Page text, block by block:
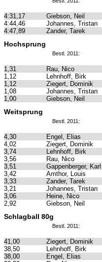
4:31,17 Giebson, Neil
4:44,46
Johannes, Tristan
4:47,89
Zander, Tarek
Hochsprung
Bestl. 2011:
1,31 Rau, Nico
1,12
Lehnhoff, Birk
1,12
Ziegert, Dominik
1,08
Johannes, Tristan
1,00
Giebson, Neil
Weitsprung
Bestl. 2011:
4,30 Engel, Elias
4,02
Ziegert, Dominik
3,74
Lehnhoff, Birk
3,56
Rau, Nico
3,51
Gappenberger, Karl
3,42
Amthor, Louis
3,33
Zander, Tarek
3,21
Johannes, Tristan
3,06
Heine, Nico
2,92
Giebson, Neil
Schlagball 80g
Bestl. 2011:
41,00 Ziegert, Dominik
38,50
Lehnhoff, Birk
38,00
Engel, Elias